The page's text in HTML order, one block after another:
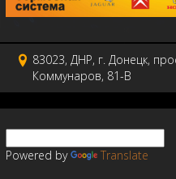
83023, ДНР, г. Донецк,
Коммунаров, 81-В
Powered by Translate